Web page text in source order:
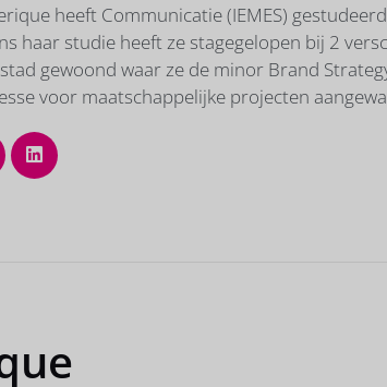
heeft Communicatie (IEMES)
haar studie heeft ze stagegelopen bij 2
gewoond waar ze de minor Brand
voor maatschappelijke projecten